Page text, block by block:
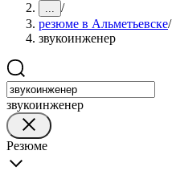
... /
резюме в Альметьевске/
звукоинженер
звукоинженер
Резюме